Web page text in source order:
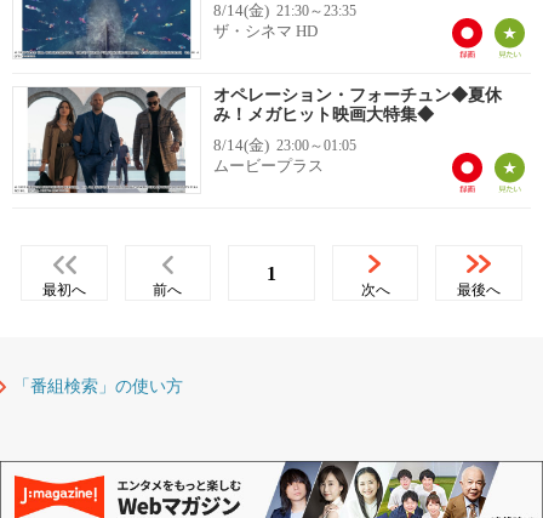
8/14(金) 21:30～23:35
ザ・シネマ HD
オペレーション・フォーチュン◆夏休
み！メガヒット映画大特集◆
8/14(金) 23:00～01:05
ムービープラス
最初へ 前へ
1
次へ 最後へ
「番組検索」の使い方